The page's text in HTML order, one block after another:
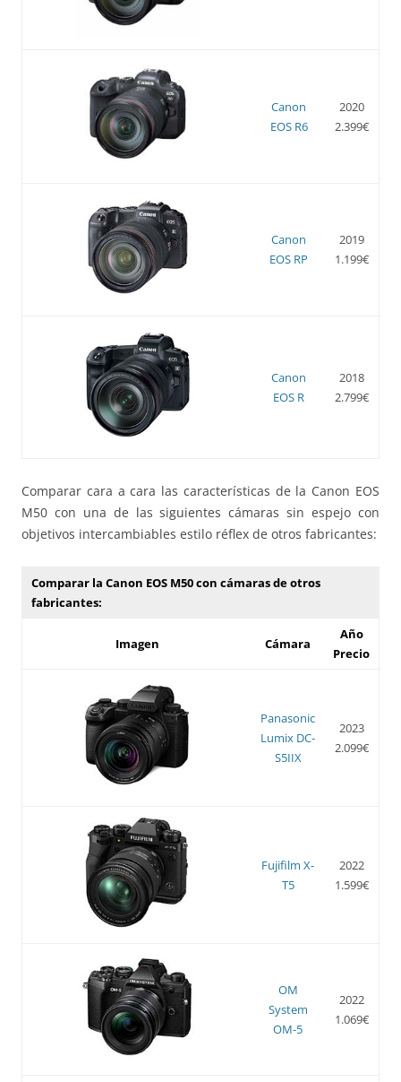
Canon
EOS R6
2020
2.399€
Canon
EOS RP
2019
1.199€
Canon
EOS R
2018
2.799€
Comparar cara a cara las características de la Canon EOS
M50 con una de las siguientes cámaras sin espejo con
objetivos intercambiables estilo réflex de otros fabricantes:
Comparar la Canon EOS M50 con cámaras de otros
fabricantes:
Imagen Cámara
Año
Precio
Panasonic
Lumix DC-
S5IIX
2023
2.099€
Fujifilm X-
T5
2022
1.599€
OM
System
OM-5
2022
1.069€